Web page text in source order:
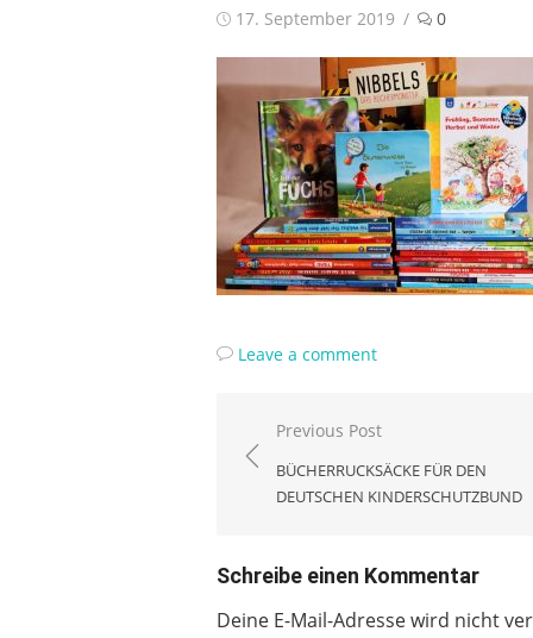
Posted
17. September 2019 0
Leave a comment
Beitragsnavigation
Previous Post
BÜCHERRUCKSÄCKE FÜR DEN
DEUTSCHEN KINDERSCHUTZBUND
Schreibe einen Kommentar
Deine E-Mail-Adresse wird nicht